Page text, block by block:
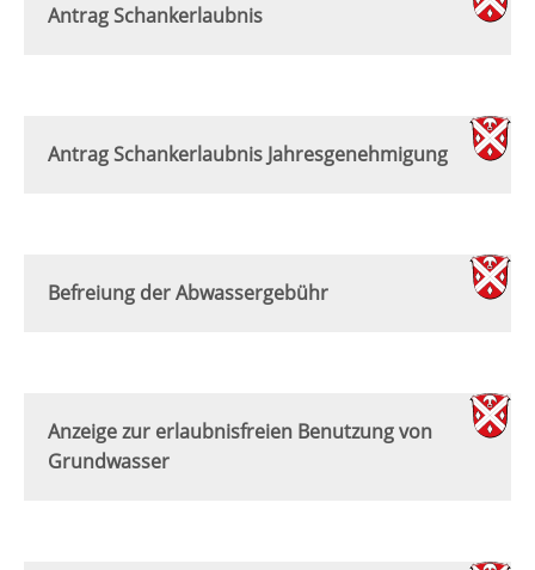
Antrag Schankerlaubnis
Antrag Schankerlaubnis Jahresgenehmigung
Befreiung der Abwassergebühr
Anzeige zur erlaubnisfreien Benutzung von
Grundwasser